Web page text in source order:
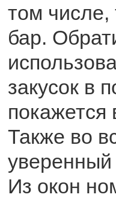
том числе,
бар.
закусок в
Также во
Из окон